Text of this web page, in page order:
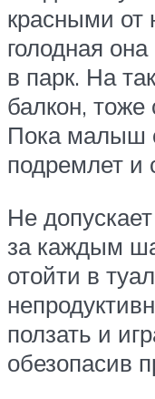
красными от
голодная
в парк. На
балкон,
Пока малыш
подремлет и
Не
за каждым
отойти в
ползать и
обезопасив